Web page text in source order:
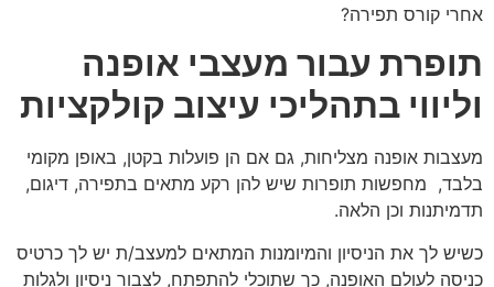
אחרי קורס תפירה?
תופרת עבור מעצבי אופנה
וליווי בתהליכי עיצוב קולקציות
מעצבות אופנה מצליחות, גם אם הן פועלות בקטן, באופן מקומי
בלבד, מחפשות תופרות שיש להן רקע מתאים בתפירה, דיגום,
תדמיתנות וכן הלאה.
כשיש לך את הניסיון והמיומנות המתאים למעצב/ת יש לך כרטיס
כניסה לעולם האופנה, כך שתוכלי להתפתח, לצבור ניסיון ולגלות